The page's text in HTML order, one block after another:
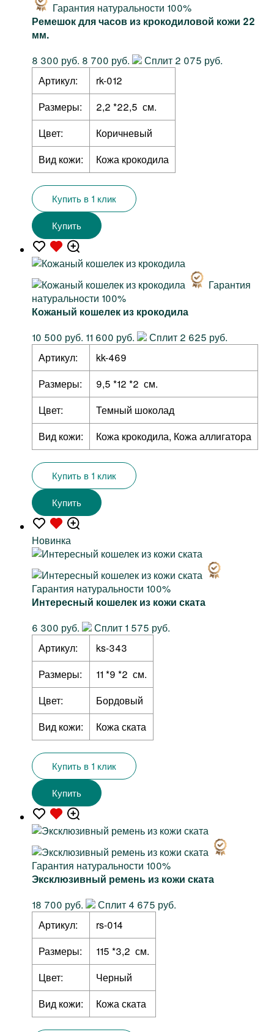
Гарантия натуральности 100%
Ремешок для часов из крокодиловой кожи 22
мм.
8 300 руб. 8 700 руб.
Сплит 2 075 руб.
Артикул:
rk-012
Размеры:
2,2 *22,5 см.
Цвет:
Коричневый
Вид кожи:
Кожа крокодила
Купить в 1 клик
Купить
Гарантия
натуральности 100%
Кожаный кошелек из крокодила
10 500 руб. 11 600 руб.
Сплит 2 625 руб.
Артикул:
kk-469
Размеры:
9,5 *12 *2 см.
Цвет:
Темный шоколад
Вид кожи:
Кожа крокодила, Кожа аллигатора
Купить в 1 клик
Купить
Новинка
Гарантия натуральности 100%
Интересный кошелек из кожи ската
6 300 руб.
Сплит 1 575 руб.
Артикул:
ks-343
Размеры:
11 *9 *2 см.
Цвет:
Бордовый
Вид кожи:
Кожа ската
Купить в 1 клик
Купить
Гарантия натуральности 100%
Эксклюзивный ремень из кожи ската
18 700 руб.
Сплит 4 675 руб.
Артикул:
rs-014
Размеры:
115 *3,2 см.
Цвет:
Черный
Вид кожи:
Кожа ската